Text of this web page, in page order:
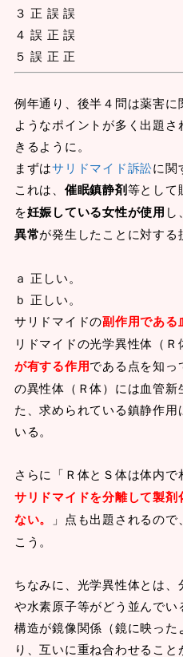
３ 正 誤 誤
４ 誤 正 誤
５ 誤 正 正
例年通り、後半４問は薬害
ようなポイントが多く出題
きるように。
まずはサリドマイド訴訟に関
これは、 催眠鎮静剤等として
を妊娠している女性が使用 し、
異常が発生したことに対する
ａ 正しい。
ｂ 正しい。
サリドマイドの副作用である
リドマイドの光学異性体（Ｒ
が有する作用である点を知っ
の異性体（Ｒ体）には血管新
た、求められている鎮静作
いる。
さらに「Ｒ体とＳ体は体内で
サリドマイドを分離して製
ない。
」点も出題されるの
こう。
ちなみに、光学異性体とは
や水素原子等がどう並んで
構造が鏡像関係（鏡に映っ
り、互いに重ね合わせること